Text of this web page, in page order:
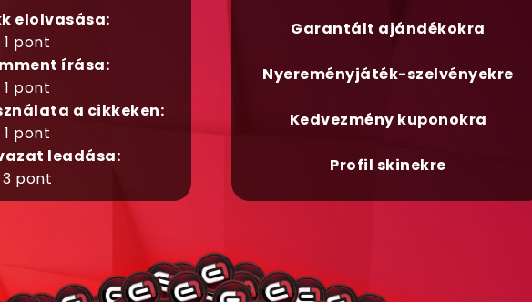
elolvasása:
1 pont
írása:
1 pont
a cikkeken:
1 pont
leadása:
3 pont
Garantált ajándékokra
Nyereményjáték-szelvényekre
Kedvezmény kuponokra
Profil skinekre